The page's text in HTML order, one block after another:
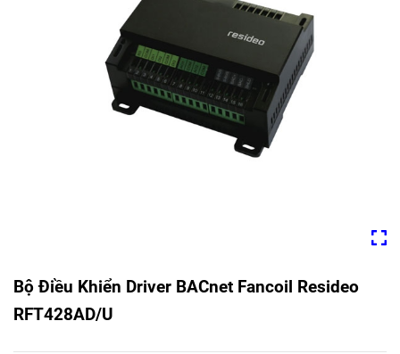
Bộ Điều Khiển Driver BACnet Fancoil Resideo
RFT428AD/U